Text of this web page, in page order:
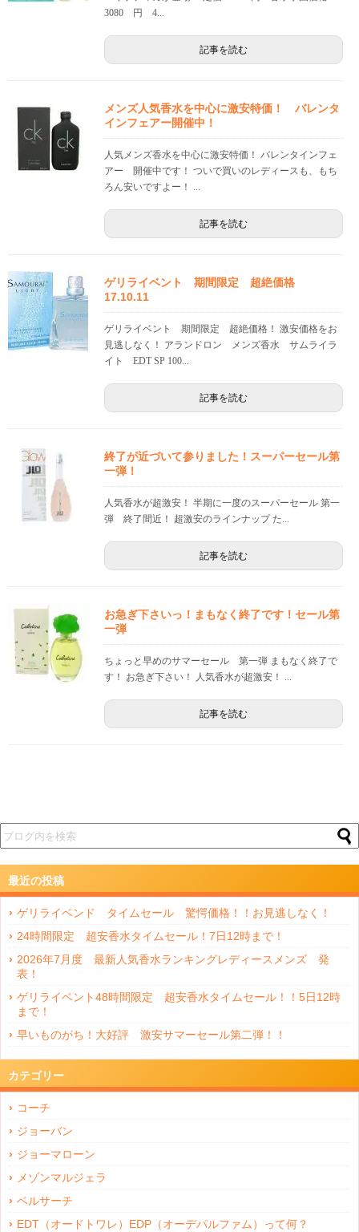
3080 円 4...
記事を読む
メンズ人気香水を中心に激安特価！ バレンタ
インフェアー開催中！
人気メンズ香水を中心に激安特価！ バレンタインフェ
アー 開催中です！ ついで買いのレディースも、もち
ろん安いですよー！ ...
記事を読む
ゲリライベント 期間限定 超絶価格
17.10.11
ゲリライベント 期間限定 超絶価格！ 激安価格をお
見逃しなく！ アランドロン メンズ香水 サムライラ
イト EDT SP 100...
記事を読む
終了が近づいて参りました！スーパーセール第
一弾！
人気香水が超激安！ 半期に一度のスーパーセール 第一
弾 終了間近！ 超激安のラインナップ た...
記事を読む
お急ぎ下さいっ！まもなく終了です！セール第
一弾
ちょっと早めのサマーセール 第一弾 まもなく終了で
す！ お急ぎ下さい！ 人気香水が超激安！ ...
記事を読む
最近の投稿
ゲリライベンド タイムセール 驚愕価格！！お見逃しなく！
24時間限定 超安香水タイムセール！7日12時まで！
2026年7月度 最新人気香水ランキングレディースメンズ 発
表！
ゲリライベント48時間限定 超安香水タイムセール！！5日12時
まで！
早いものがち！大好評 激安サマーセール第二弾！！
カテゴリー
コーチ
ジョーバン
ジョーマローン
メゾンマルジェラ
ベルサーチ
EDT（オードトワレ）EDP（オーデパルファム）って何？